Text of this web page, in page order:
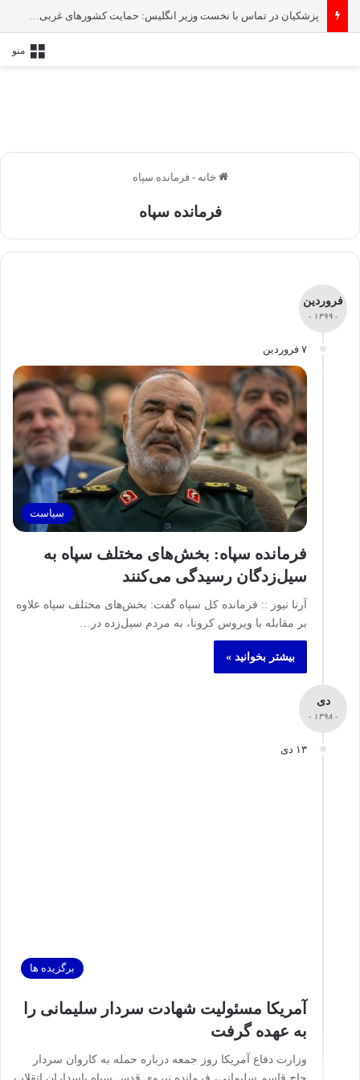
پزشکیان در تماس با نخست‌ وزیر انگلیس: حمایت کشور‌های غربی از رژیم صهیونیستی امنیت منطقه و جهان را به خطر انداخته است
منو
خانه - فرمانده سپاه
فرمانده سپاه
فروردین
- ۱۳۹۹ -
۷ فروردین
سیاست
فرمانده سپاه: بخش‌های مختلف سپاه به
سیل‌زدگان رسیدگی می‌کنند
آرنا نیوز :: فرمانده کل سپاه گفت: بخش‌های مختلف سپاه علاوه
بر مقابله با ویروس کرونا، به مردم سیل‌زده در…
بیشتر بخوانید »
دی
- ۱۳۹۸ -
۱۳ دی
برگزیده ها
آمریکا مسئولیت شهادت سردار سلیمانی را
به عهده گرفت
وزارت دفاع آمریکا روز جمعه درباره حمله به کاروان سردار